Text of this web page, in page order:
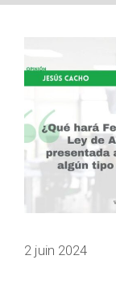
2 juin 2024